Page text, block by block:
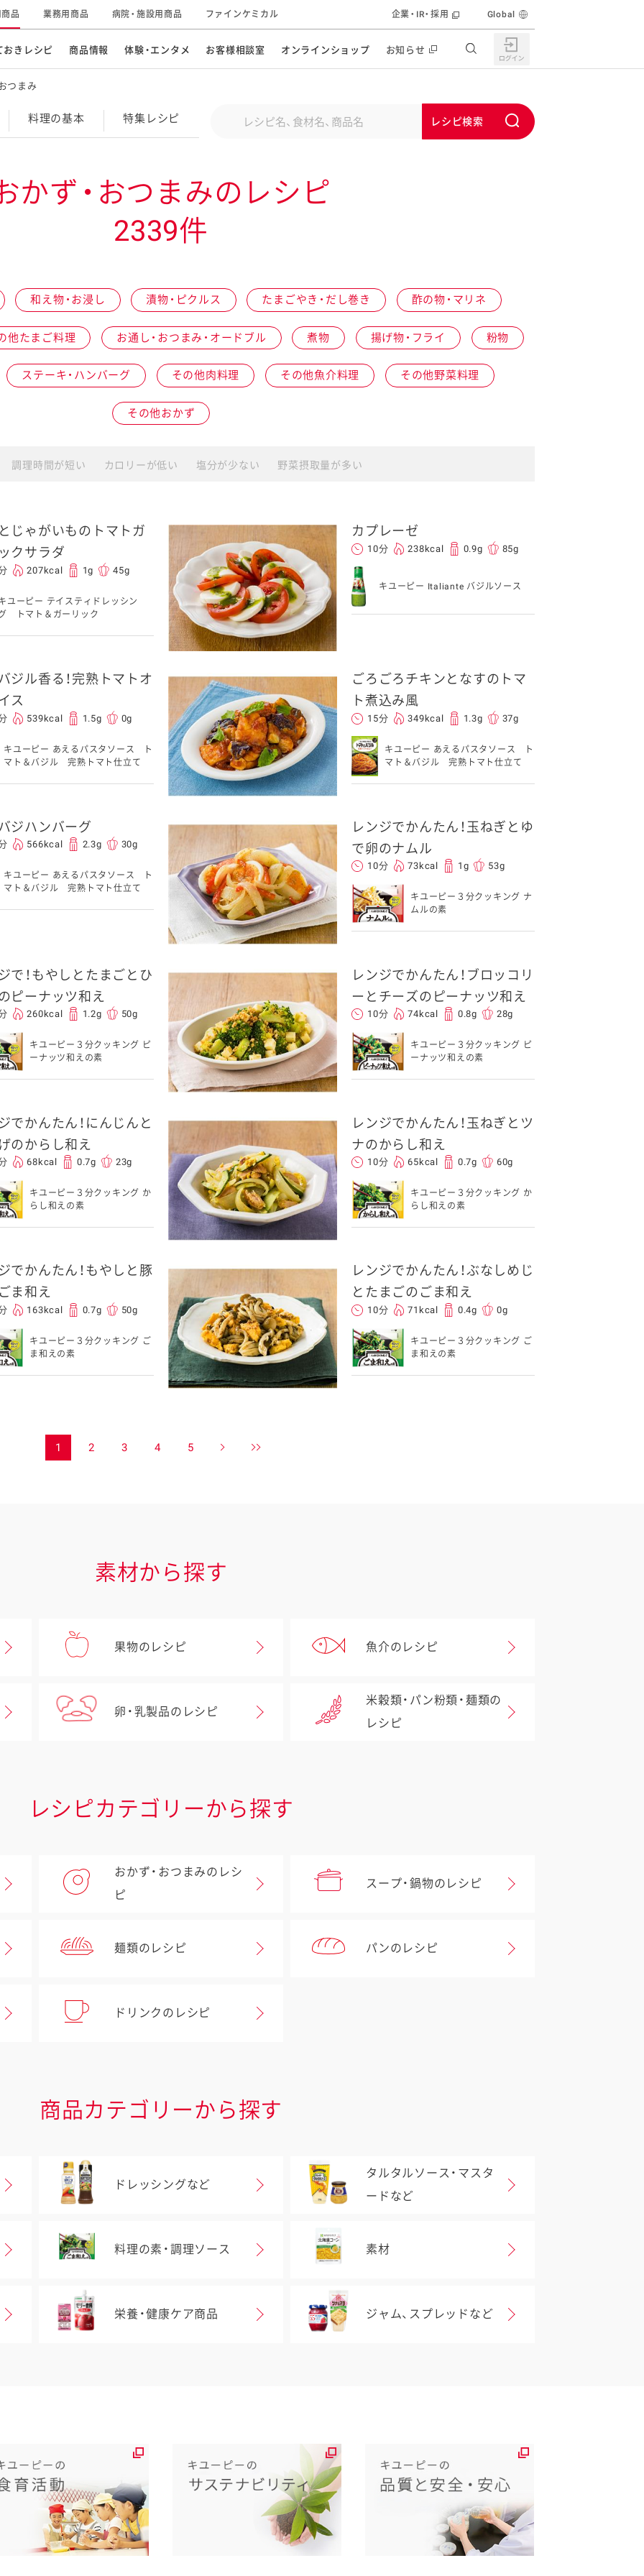
おきレシピ
特集レシピ
おすすめの特設サイト
キユーピー マヨネーズキッチン
おうちで作るポテトサラダ
おうちでミールストック
みんなの食と健康応援
商品情報
ドレッシングなど
素材
介護食
栄養・健康ケア商品
スキンケア用品
パッケージサラダ
その他の商品サイト
体験・エンタメ
キユーピー３分
テレビ・ラジオ
キャンペーン・イベント
イベント協賛
お客様相談室 オンラインショップ
キユーピーウエルネス
お知らせ
品 業務用商品 病院・施設用商品 ファインケミカル 企業・IR・採用
企業情報 グループの事業
サステナビリティ 研究開発 株主・投資家の皆様へ
Global
つまみ
料理の基本 特集 レシピ
かず・おつまみのレシピ
2339件
和え物・お浸し 漬物・ピクルス たまごやき・だし巻き 酢の物・マリネ
他たまご料理 お通し・おつまみ・オードブル 煮物 揚げ物・フライ 粉物
ステーキ・ハンバーグ その他肉料理 その他魚介料理 その他野菜料理
その他おかず
調理時間が短い カロリーが低い 塩分が少ない 野菜摂取量が多い
じゃがいものトマトガ
クサラダ
207kcal 1g 45g
ユーピー テイスティドレッシン
トマト＆ガーリック
カプレーゼ
10分 238kcal 0.9g 85g
キユーピー Italiante バジルソース
ジル香る！完熟トマトオ
ス
539kcal 1.5g 0g
キユーピー あえるパスタソース ト
マト＆バジル 完熟トマト仕立て
ごろごろチキンとなすのトマ
ト煮込み風
15分 349kcal 1.3g 37g
キユーピー あえるパスタソース ト
マト＆バジル 完熟トマト仕立て
ジハンバーグ
566kcal 2.3g 30g
キユーピー あえるパスタソース ト
マト＆バジル 完熟トマト仕立て
レンジでかんたん！玉ねぎとゆ
で卵のナムル
10分 73kcal 1g 53g
キユーピー３分クッキング ナ
ムルの素
で！もやしとたまごとひ
ピーナッツ和え
260kcal 1.2g 50g
キユーピー３分クッキング ピ
ーナッツ和えの素
レンジでかんたん！ブロッコリ
ーとチーズのピーナッツ和え
10分 74kcal 0.8g 28g
キユーピー３分クッキング ピ
ーナッツ和えの素
でかんたん！にんじんと
のからし和え
68kcal 0.7g 23g
キユーピー３分クッキング か
らし和えの素
レンジでかんたん！玉ねぎとツ
ナのからし和え
10分 65kcal 0.7g 60g
キユーピー３分クッキング か
らし和えの素
でかんたん！もやしと豚
ま和え
163kcal 0.7g 50g
キユーピー３分クッキング ご
ま和えの素
レンジでかんたん！ぶなしめじ
とたまごのごま和え
10分 71kcal 0.4g 0g
キユーピー３分クッキング ご
ま和えの素
1 2 3 4 5
素材から探す
果物のレシピ 魚介のレシピ
卵・乳製品のレシピ
米穀類・パン粉類・麺類の
レシピ
レシピカテゴリーから探す
おかず・おつまみのレシ
ピ
スープ・鍋物のレシピ
麺類のレシピ パンのレシピ
ドリンクのレシピ
商品カテゴリーから探す
ドレッシングなど
タルタルソース・マスタ
ードなど
料理の素・調理ソース 素材
栄養・健康ケア商品 ジャム、スプレッドなど